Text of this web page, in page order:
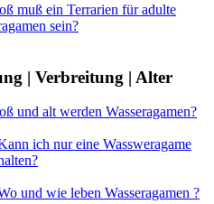
muß ein Terrarien für adulte
sein?
| Verbreitung | Alter
und alt werden Wasseragamen?
ich nur eine Wassweragame
und wie leben Wasseragamen ?